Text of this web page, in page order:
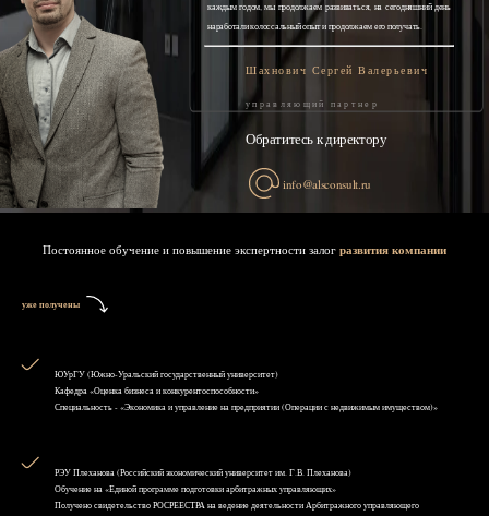
каждым годом, мы продолжаем развиваться, на сегодняшний день
наработали колоссальный опыт и продолжаем его получать.
Шахнович Сергей Валерьевич
управляющий партнер
Обратитесь к директору
info@alsconsult.ru
Постоянное обучение и повышение экспертности залог развития компании
уже получены
ЮУрГУ (Южно-Уральский государственный университет)
Кафедра «Оценка бизнеса и конкурентоспособности»
Специальность - «Экономика и управление на предприятии (Операции с недвижимым имуществом)»
РЭУ Плеханова (Российский экономический университет им. Г.В. Плеханова)
Обучение на «Единой программе подготовки арбитражных управляющих»
Получено свидетельство РОСРЕЕСТРА на ведение деятельности Арбитражного управляющего